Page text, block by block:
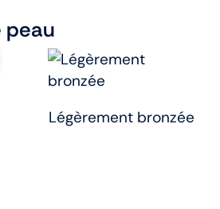
peau
Légèrement bronzée